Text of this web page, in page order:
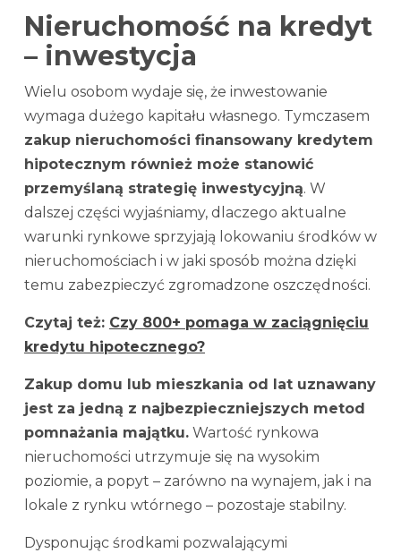
Nieruchomość na kredyt
– inwestycja
Wielu osobom wydaje się, że inwestowanie
wymaga dużego kapitału własnego. Tymczasem
zakup nieruchomości finansowany kredytem
hipotecznym również może stanowić
przemyślaną strategię inwestycyjną. W
dalszej części wyjaśniamy, dlaczego aktualne
warunki rynkowe sprzyjają lokowaniu środków w
nieruchomościach i w jaki sposób można dzięki
temu zabezpieczyć zgromadzone oszczędności.
Czytaj też: Czy 800+ pomaga w zaciągnięciu
kredytu hipotecznego?
Zakup domu lub mieszkania od lat uznawany
jest za jedną z najbezpieczniejszych metod
pomnażania majątku. Wartość rynkowa
nieruchomości utrzymuje się na wysokim
poziomie, a popyt – zarówno na wynajem, jak i na
lokale z rynku wtórnego – pozostaje stabilny.
Dysponując środkami pozwalającymi